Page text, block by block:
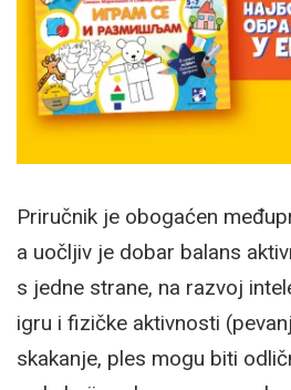
Priručnik je obogaćen
a uočljiv je dobar balans
s jedne strane, na razvoj
igru i fizičke aktivnosti
skakanje, ples mogu biti